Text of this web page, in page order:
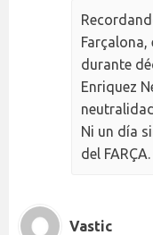
Farçalona,
durante
Enriquez
Ni un día
del
Vastic